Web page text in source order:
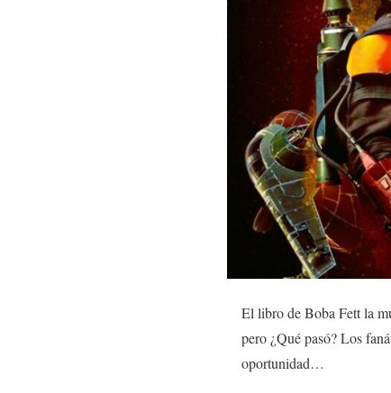
El libro de Boba Fett la
pero ¿Qué pasó? Los
oportunidad…